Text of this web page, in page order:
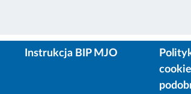
Instrukcja BIP MJO